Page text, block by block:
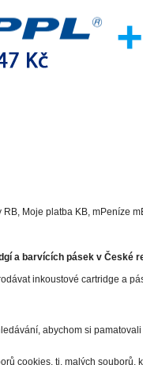
Moje platba KB, mPeníze
a barvících pásek v České
inkoustové cartridge a
abychom si
cookies, tj. malých